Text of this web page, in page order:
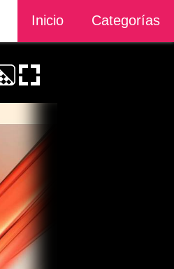
Inicio Categorías